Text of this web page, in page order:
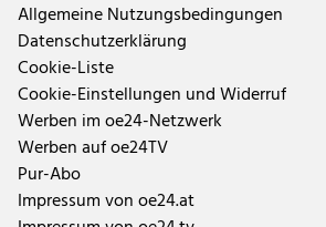
Allgemeine Nutzungsbedingungen
Datenschutzerklärung
Cookie-Liste
Cookie-Einstellungen und Widerruf
Werben im oe24-Netzwerk
Werben auf oe24TV
Pur-Abo
Impressum von oe24.at